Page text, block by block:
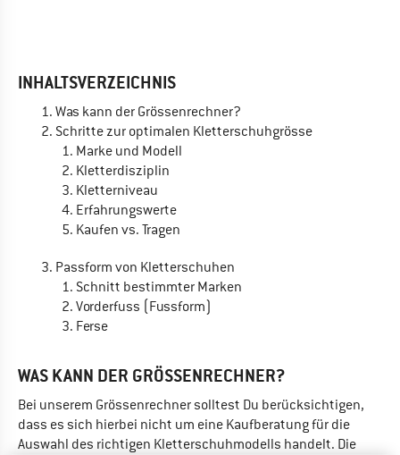
INHALTSVERZEICHNIS
Was kann der Grössenrechner?
Schritte zur optimalen Kletterschuhgrösse
Marke und Modell
Kletterdisziplin
Kletterniveau
Erfahrungswerte
Kaufen vs. Tragen
Passform von Kletterschuhen
Schnitt bestimmter Marken
Vorderfuss (Fussform)
Ferse
WAS KANN DER GRÖSSENRECHNER?
Bei unserem Grössenrechner solltest Du berücksichtigen,
dass es sich hierbei nicht um eine Kaufberatung für die
Auswahl des richtigen Kletterschuhmodells handelt. Die